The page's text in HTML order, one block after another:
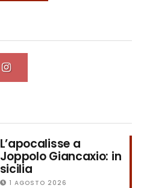
L’apocalisse a
Joppolo Giancaxio: in
sicilia
1 AGOSTO 2026